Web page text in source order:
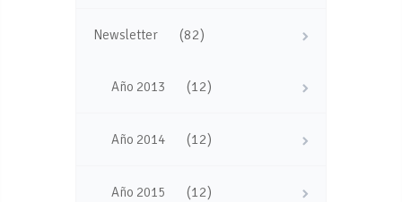
Newsletter (82)
Año 2013 (12)
Año 2014 (12)
Año 2015 (12)